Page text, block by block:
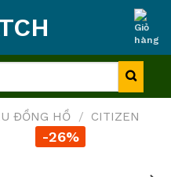
ĐỒNG HỒ / CITIZEN
-26%